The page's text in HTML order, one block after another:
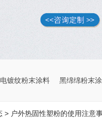
电镀纹粉末涂料 黑绵绵粉末
> 户外热固性塑粉的使用注意